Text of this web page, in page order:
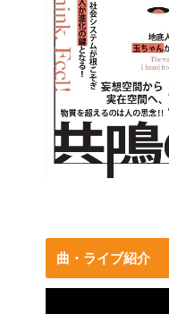
曲・ライブ紹介